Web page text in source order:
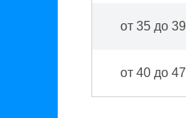
от 35 до 39
от 40 до 47